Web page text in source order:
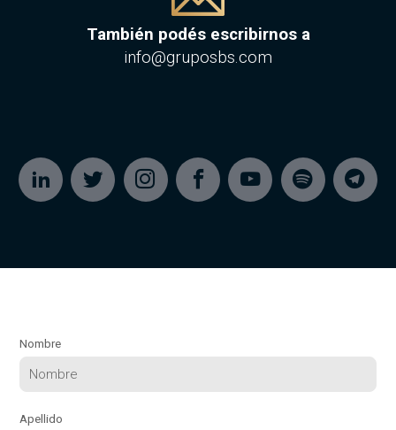
También podés escribirnos a
info@gruposbs.com
Nombre
Apellido